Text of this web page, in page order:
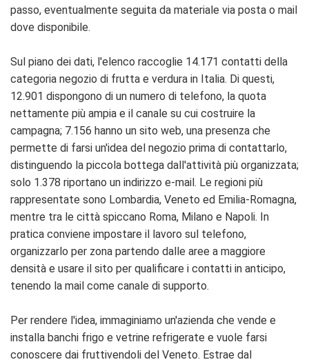
passo, eventualmente seguita da materiale via posta o mail
dove disponibile.
Sul piano dei dati, l'elenco raccoglie 14.171 contatti della
categoria negozio di frutta e verdura in Italia. Di questi,
12.901 dispongono di un numero di telefono, la quota
nettamente più ampia e il canale su cui costruire la
campagna; 7.156 hanno un sito web, una presenza che
permette di farsi un'idea del negozio prima di contattarlo,
distinguendo la piccola bottega dall'attività più organizzata;
solo 1.378 riportano un indirizzo e-mail. Le regioni più
rappresentate sono Lombardia, Veneto ed Emilia-Romagna,
mentre tra le città spiccano Roma, Milano e Napoli. In
pratica conviene impostare il lavoro sul telefono,
organizzarlo per zona partendo dalle aree a maggiore
densità e usare il sito per qualificare i contatti in anticipo,
tenendo la mail come canale di supporto.
Per rendere l'idea, immaginiamo un'azienda che vende e
installa banchi frigo e vetrine refrigerate e vuole farsi
conoscere dai fruttivendoli del Veneto. Estrae dal